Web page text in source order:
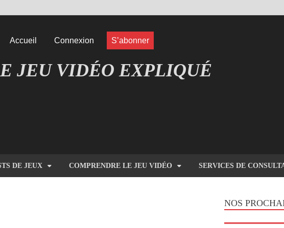
Accueil Connexion S’abonner
COMPRENDRE LES JEUX VIDÉO
JEU VIDÉO EXPLIQUÉ
DE JEUX COMPRENDRE LE JEU VIDÉO SERVICES DE
NOS